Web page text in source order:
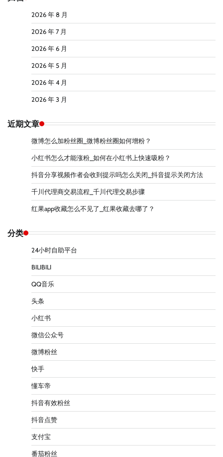
2026 年 8 月
2026 年 7 月
2026 年 6 月
2026 年 5 月
2026 年 4 月
2026 年 3 月
近期文章
微博怎么加粉丝圈_微博粉丝圈如何增粉？
小红书怎么才能涨粉_如何在小红书上快速吸粉？
抖音分享视频作者会收到提示吗怎么关闭_抖音提示关闭方法
千川代理商交易流程_千川代理交易步骤
红果app收藏怎么不见了_红果收藏去哪了？
分类
24小时自助平台
BILIBILI
QQ音乐
头条
小红书
微信公众号
微博粉丝
快手
懂车帝
抖音有效粉丝
抖音点赞
支付宝
番茄粉丝